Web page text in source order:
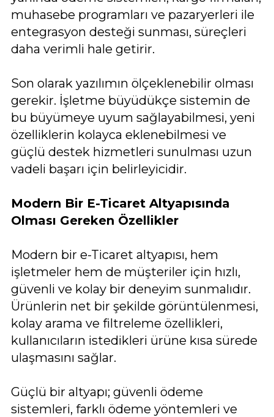
muhasebe programları ve pazaryerleri ile
entegrasyon desteği sunması, süreçleri
daha verimli hale getirir.
Son olarak yazılımın ölçeklenebilir olması
gerekir. İşletme büyüdükçe sistemin de
bu büyümeye uyum sağlayabilmesi, yeni
özelliklerin kolayca eklenebilmesi ve
güçlü destek hizmetleri sunulması uzun
vadeli başarı için belirleyicidir.
Modern Bir E-Ticaret Altyapısında
Olması Gereken Özellikler
Modern bir e-Ticaret altyapısı, hem
işletmeler hem de müşteriler için hızlı,
güvenli ve kolay bir deneyim sunmalıdır.
Ürünlerin net bir şekilde görüntülenmesi,
kolay arama ve filtreleme özellikleri,
kullanıcıların istedikleri ürüne kısa sürede
ulaşmasını sağlar.
Güçlü bir altyapı; güvenli ödeme
sistemleri, farklı ödeme yöntemleri ve